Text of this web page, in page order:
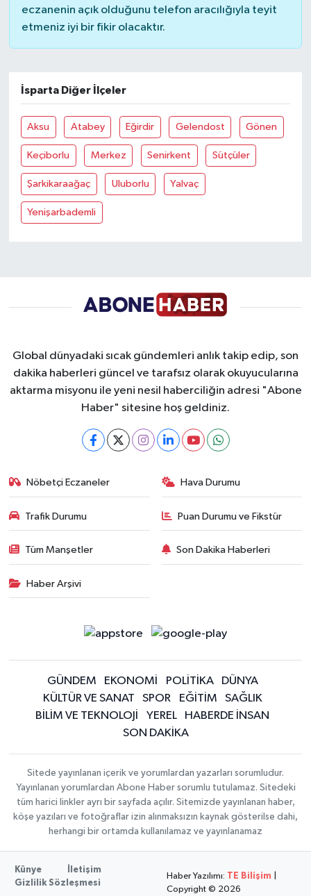
eczanenin açık olduğunu telefon aracılığıyla teyit
etmeniz iyi bir fikir olacaktır.
İsparta Diğer İlçeler
Aksu Atabey Eğirdir Gelendost Gönen
Keçiborlu Merkez Senirkent Sütçüler
Şarkikaraağaç Uluborlu Yalvaç
Yenişarbademli
Global dünyadaki sıcak gündemleri anlık takip edip, son
dakika haberleri güncel ve tarafsız olarak okuyucularına
aktarma misyonu ile yeni nesil haberciliğin adresi "Abone
Haber" sitesine hoş geldiniz.
Nöbetçi Eczaneler Hava Durumu
Trafik Durumu Puan Durumu ve Fikstür
Tüm Manşetler Son Dakika Haberleri
Haber Arşivi
GÜNDEM EKONOMİ POLİTİKA
DÜNYA
KÜLTÜR VE SANAT
SPOR EĞİTİM
SAĞLIK
BİLİM VE TEKNOLOJİ
YEREL
HABERDE İNSAN
SON DAKİKA
Sitede yayınlanan içerik ve yorumlardan yazarları sorumludur.
Yayınlanan yorumlardan Abone Haber sorumlu tutulamaz. Sitedeki
tüm harici linkler ayrı bir sayfada açılır. Sitemizde yayınlanan haber,
köşe yazıları ve fotoğraflar izin alınmaksızın kaynak gösterilse dahi,
herhangi bir ortamda kullanılamaz ve yayınlanamaz
Künye
İletişim
Gizlilik Sözleşmesi
Haber Yazılımı: TE Bilişim
Copyright © 2026